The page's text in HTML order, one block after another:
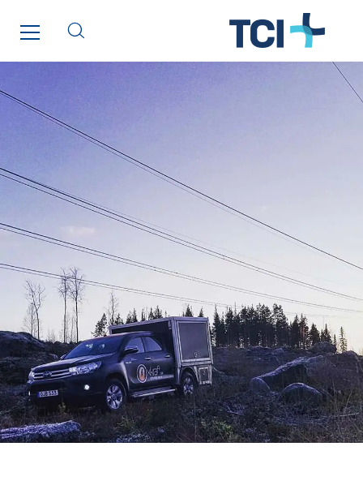
FG Synerys
Fournié Grospaud Smart Building
France Ingénierie Process
Frimeca
Froid14
Gauriau Entreprise
Getelec Guadeloupe
Getelec Guyane
Getelec Martinique
Gétéo
Greenaffair
GT Iris
GT Morbihan
GT Vendée
GT-Cornouaille
GTIE Air & Défense